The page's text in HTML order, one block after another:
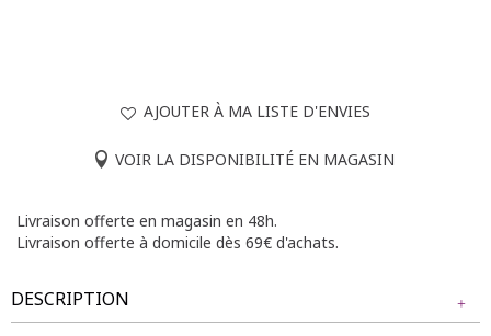
AJOUTER À MA LISTE D'ENVIES
VOIR LA DISPONIBILITÉ EN MAGASIN
Livraison offerte en magasin en 48h.
Livraison offerte à domicile dès 69€ d'achats.
DESCRIPTION